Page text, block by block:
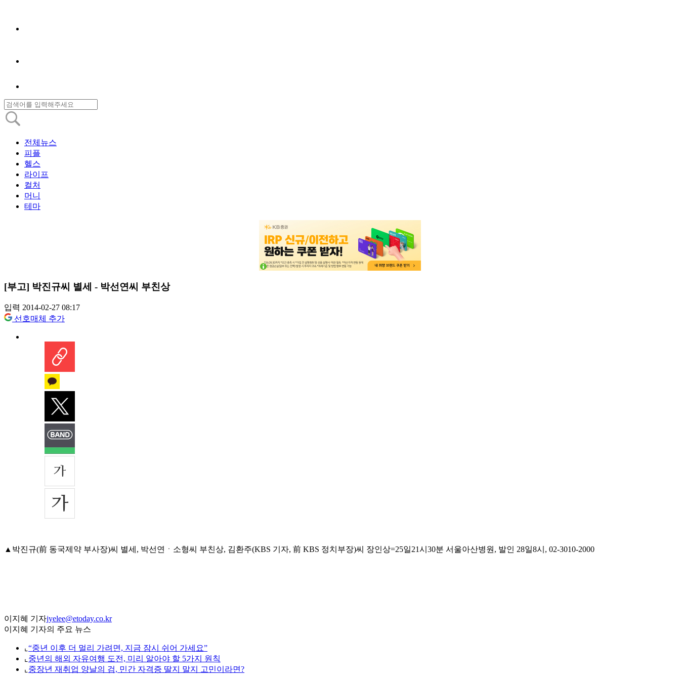
전체뉴스
피플
헬스
라이프
컬처
머니
테마
[부고] 박진규씨 별세 - 박선연씨 부친상
입력 2014-02-27 08:17
선호매체 추가
▲박진규(前 동국제약 부사장)씨 별세, 박선연ㆍ소형씨 부친상, 김환주(KBS 기자, 前 KBS 정치부장)씨 장인상=25일21시30분 서울아산병원, 발인 28일8시, 02-3010-2000
이지혜 기자jyelee@etoday.co.kr
이지혜 기자의 주요 뉴스
⌞ “중년 이후 더 멀리 가려면, 지금 잠시 쉬어 가세요”
⌞ 중년의 해외 자유여행 도전, 미리 알아야 할 5가지 원칙
⌞ 중장년 재취업 양날의 검, 민간 자격증 딸지 말지 고민이라면?